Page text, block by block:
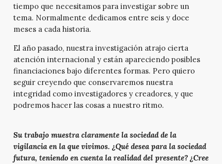
tiempo que necesitamos para investigar sobre un
tema. Normalmente dedicamos entre seis y doce
meses a cada historia.
El año pasado, nuestra investigación atrajo cierta
atención internacional y están apareciendo posibles
financiaciones bajo diferentes formas. Pero quiero
seguir creyendo que conservaremos nuestra
integridad como investigadores y creadores, y que
podremos hacer las cosas a nuestro ritmo.
Su trabajo muestra claramente la sociedad de la
vigilancia en la que vivimos. ¿Qué desea para la sociedad
futura, teniendo en cuenta la realidad del presente? ¿Cree